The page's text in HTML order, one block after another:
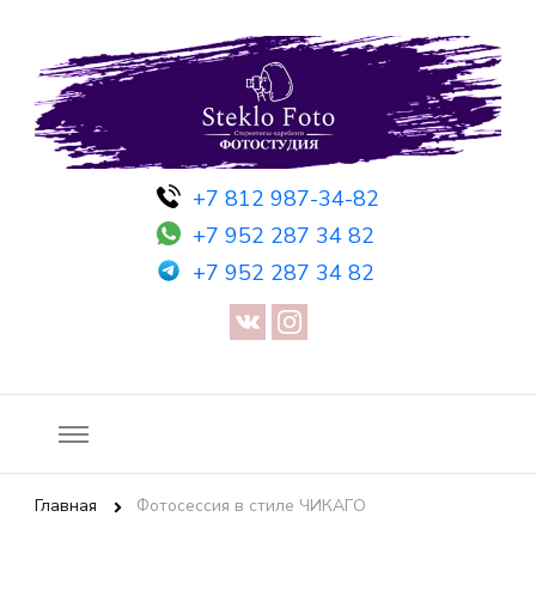
+7 812 987-34-82
+7 952 287 34 82
+7 952 287 34 82
Фотостудия SF
Фотосессия в студии СПб — Фотосессия в Санкт-Петербурге
— Предметная съемка — Невидимый манекен — Прозрачный
манекен — Сертификат на фотосессию
Главная Фотосессия в стиле ЧИКАГО